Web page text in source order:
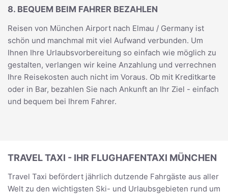
8. BEQUEM BEIM FAHRER BEZAHLEN
Reisen von München Airport nach Elmau / Germany ist
schön und manchmal mit viel Aufwand verbunden. Um
Ihnen Ihre Urlaubsvorbereitung so einfach wie möglich zu
gestalten, verlangen wir keine Anzahlung und verrechnen
Ihre Reisekosten auch nicht im Voraus. Ob mit Kreditkarte
oder in Bar, bezahlen Sie nach Ankunft an Ihr Ziel - einfach
und bequem bei Ihrem Fahrer.
TRAVEL TAXI - IHR FLUGHAFENTAXI MÜNCHEN
Travel Taxi befördert jährlich dutzende Fahrgäste aus aller
Welt zu den wichtigsten Ski- und Urlaubsgebieten rund um